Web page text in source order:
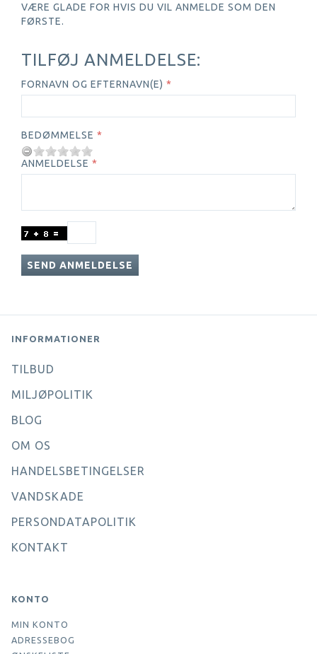
VÆRE GLADE FOR HVIS DU VIL ANMELDE SOM DEN
FØRSTE.
TILFØJ ANMELDELSE:
FORNAVN OG EFTERNAVN(E)
BEDØMMELSE
ANMELDELSE
SEND ANMELDELSE
INFORMATIONER
TILBUD
MILJØPOLITIK
BLOG
OM OS
HANDELSBETINGELSER
VANDSKADE
PERSONDATAPOLITIK
KONTAKT
KONTO
MIN KONTO
ADRESSEBOG